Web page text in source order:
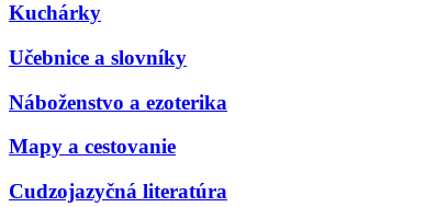
Kuchárky
Učebnice a slovníky
Náboženstvo a ezoterika
Mapy a cestovanie
Cudzojazyčná literatúra